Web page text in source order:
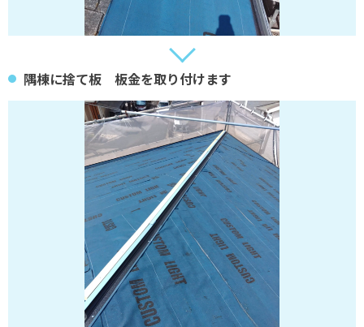
隅棟に捨て板 板金を取り付けます